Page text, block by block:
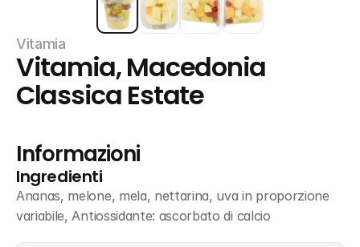
Vitamia
Vitamia, Macedonia
Classica Estate
Informazioni
Ingredienti
Ananas, melone, mela, nettarina, uva in proporzione
variabile, Antiossidante: ascorbato di calcio